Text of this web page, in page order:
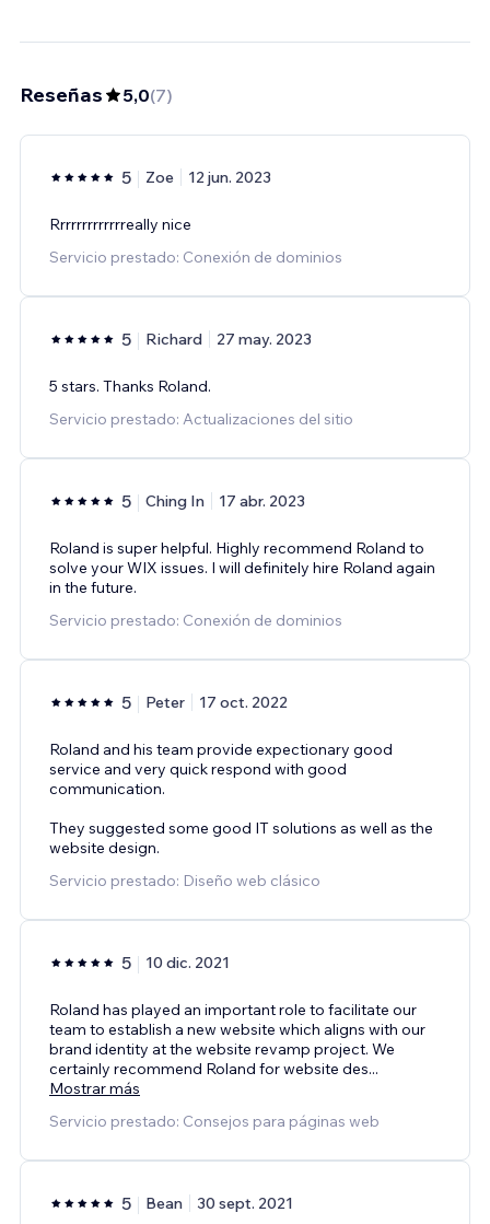
Reseñas 5,0(7)
5 Zoe 12 jun. 2023
Rrrrrrrrrrrrreally nice
Servicio prestado: Conexión de dominios
5 Richard 27 may. 2023
5 stars. Thanks Roland.
Servicio prestado: Actualizaciones del sitio
5 Ching In 17 abr. 2023
Roland is super helpful. Highly recommend Roland to
solve your WIX issues. I will definitely hire Roland again
in the future.
Servicio prestado: Conexión de dominios
5 Peter 17 oct. 2022
Roland and his team provide expectionary good
service and very quick respond with good
communication.
They suggested some good IT solutions as well as the
website design.
Servicio prestado: Diseño web clásico
5 10 dic. 2021
Roland has played an important role to facilitate our
team to establish a new website which aligns with our
brand identity at the website revamp project. We
certainly recommend Roland for website des...
Mostrar más
Servicio prestado: Consejos para páginas web
5 Bean 30 sept. 2021